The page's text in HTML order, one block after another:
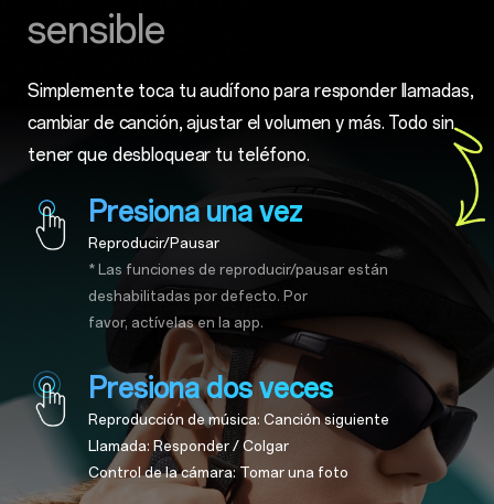
sensible
Simplemente toca tu audífono para responder llamadas,
cambiar de canción, ajustar el volumen y más. Todo sin
tener que desbloquear tu teléfono.
Presiona una vez
Reproducir/Pausar
* Las funciones de reproducir/pausar están
deshabilitadas por defecto. Por
favor, actívelas en la app.
Presiona dos veces
Reproducción de música: Canción siguiente
Llamada: Responder / Colgar
Control de la cámara: Tomar una foto